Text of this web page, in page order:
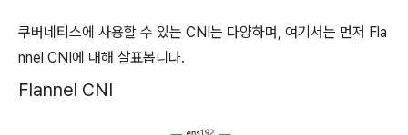
쿠버네티스에 사용할 수 있는 CNI는 다양하며, 여기서는 먼저 Fla
nnel CNI에 대해 살표봅니다.
Flannel CNI